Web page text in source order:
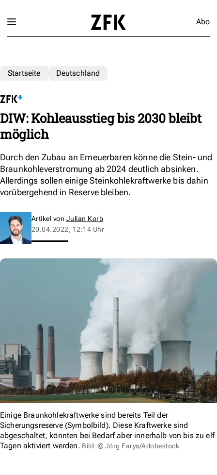
Abo
Startseite Deutschland
DIW: Kohleausstieg bis 2030 bleibt
möglich
Durch den Zubau an Erneuerbaren könne die Stein- und
Braunkohleverstromung ab 2024 deutlich absinken.
Allerdings sollen einige Steinkohlekraftwerke bis dahin
vorübergehend in Reserve bleiben.
Artikel von Julian Korb
20.04.2022, 12:14 Uhr
Einige Braunkohlekraftwerke sind bereits Teil der
Sicherungsreserve (Symbolbild). Diese Kraftwerke sind
abgeschaltet, könnten bei Bedarf aber innerhalb von bis zu elf
Tagen aktiviert werden. Bild: © Jörg Farys/Adobestock